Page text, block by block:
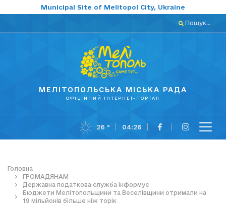
Municipal Site of Melitopol City, Ukraine
Пошук...
МЕЛІТОПОЛЬСЬКА МІСЬКА РАДА
ОФІЦІЙНИЙ ІНТЕРНЕТ-ПОРТАЛ
26 ° 04:26
Головна
ГРОМАДЯНАМ
Державна податкова служба інформує
Бюджети Мелітопольщини та Веселівщини отримали на
19 мільйонів більше ніж торік